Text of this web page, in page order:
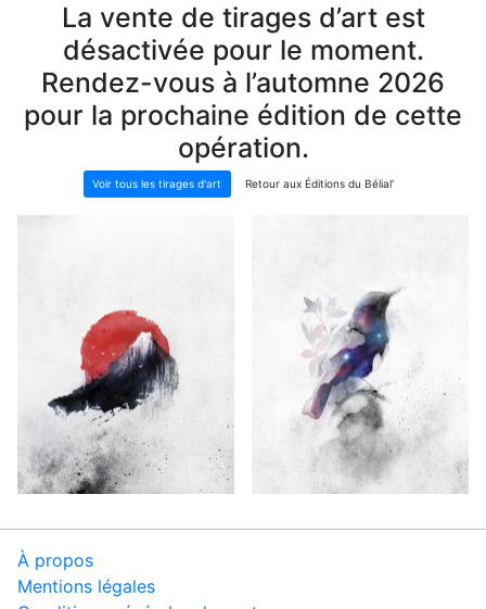
La vente de tirages d’art est
désactivée pour le moment.
Rendez-vous à l’automne 2026
pour la prochaine édition de cette
opération.
Voir tous les tirages d'art Retour aux Éditions du Bélial'
À propos
Mentions légales